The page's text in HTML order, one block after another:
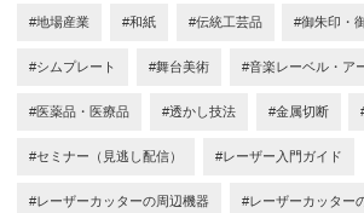
#地場産業 #和紙 #伝統工芸品 #御朱印・
#シムプレート #舞台美術 #音楽レーベル・ア
#医薬品・医療品 #透かし技法 #金属切断
#セミナー（見逃し配信） #レーザー入門ガイド
#レーザーカッターの周辺機器 #レーザーカッター